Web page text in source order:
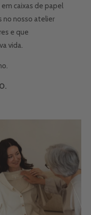
caixas de papel
no nosso atelier
e que
vida.